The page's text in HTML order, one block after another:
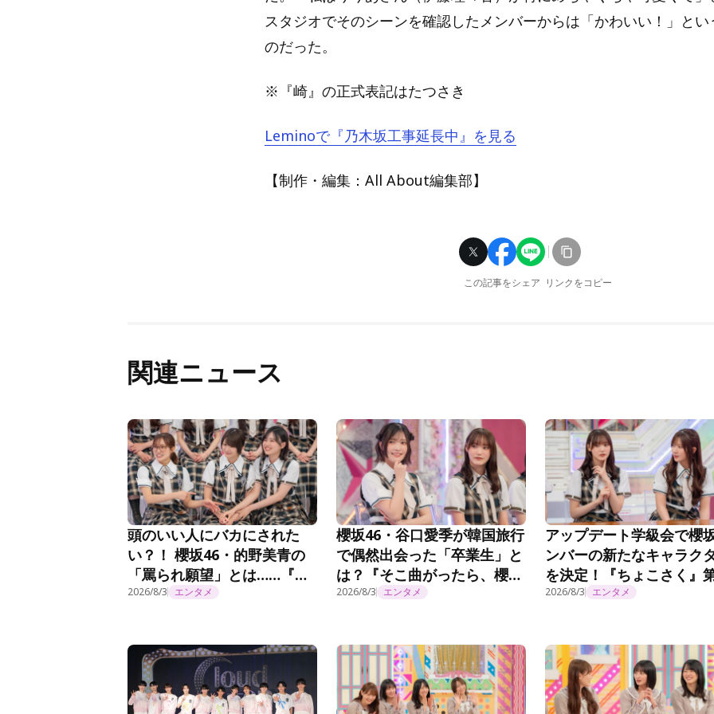
スタジオでそのシーンを確認したメンバーからは「かわいい！」とい
のだった。
※『崎』の正式表記はたつさき
Leminoで『乃木坂工事延長中』を見る
【制作・編集：All About編集部】
この記事をシェア リンクをコピー
関連ニュース
頭のいい人にバカにされた
い？！ 櫻坂46・的野美青の
「罵られ願望」とは……『そ
こ曲がったら、櫻坂？』第
2026/8/3 エンタメ
櫻坂46・谷口愛季が韓国旅行
で偶然出会った「卒業生」と
は？『そこ曲がったら、櫻
坂？』第294話
2026/8/3 エンタメ
アップデート学級会で櫻
ンバーの新たなキャラク
を決定！『ちょこさく』
294話
2026/8/3 エンタメ